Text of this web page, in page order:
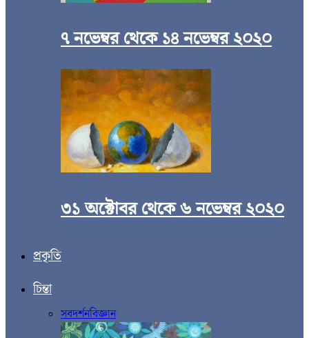
৭ নভেম্বর থেকে ১৪ নভেম্বর ২০২০
৩১ অক্টোবর থেকে ৬ নভেম্বর ২০২০
প্রকৃতি
চিন্তা
সবদর্শনবিজ্ঞান